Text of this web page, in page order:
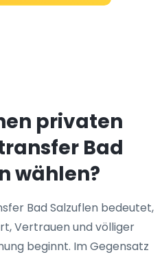
privaten
Bad
wählen?
Bad Salzuflen bedeutet,
Vertrauen und völliger
beginnt. Im Gegensatz